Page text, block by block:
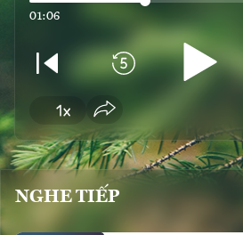
01:06
NGHE TIẾP